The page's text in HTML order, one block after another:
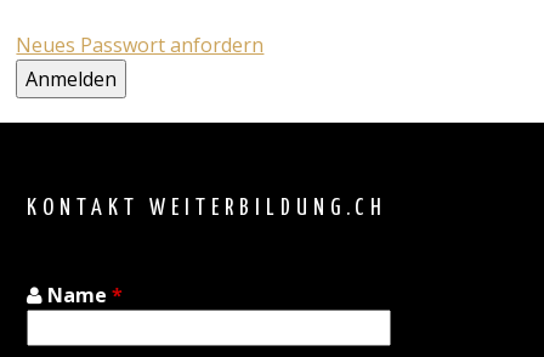
Neues Passwort anfordern
KONTAKT WEITERBILDUNG.CH
Name*